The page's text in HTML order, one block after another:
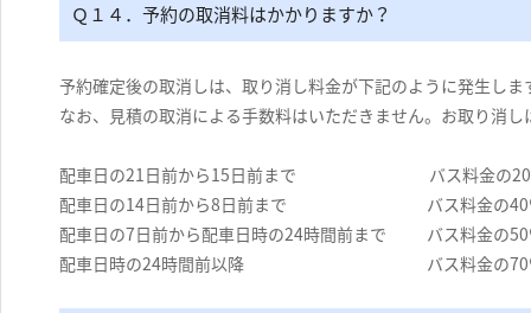
Ｑ１４．予約の取消料はかかりますか？
予約確定後の取消しは、取り消し料金が下記のように発生しま
なお、見積の取消による手数料はいただきません。お取り消
配車日の21日前から15日前まで バス料金の20
配車日の14日前から8日前まで バス料金の40
配車日の7日前から配車日時の24時間前まで バス料金の
配車日時の24時間前以降 バス料金の70